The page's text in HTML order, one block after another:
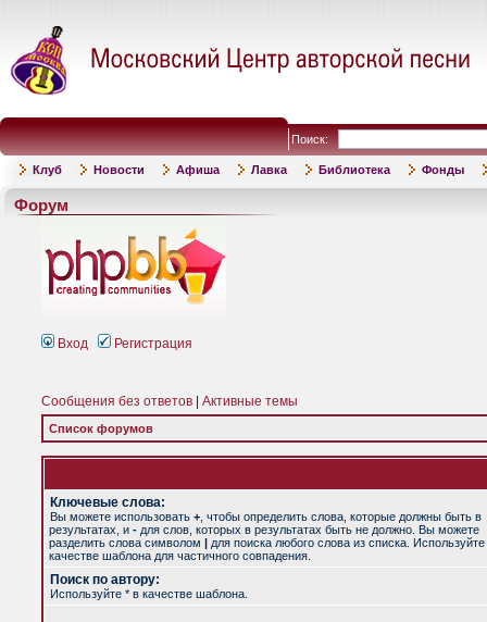
Поиск:
Клуб Новости Афиша Лавка Библиотека Фонды
Форум
Вход Регистрация
Сообщения без ответов Активные темы
Список форумов
Ключевые слова:
Вы можете использовать + , чтобы определить слова, которые должны быть в
результатах, и - для слов, которых в результатах быть не должно. Вы можете
разделить слова символом | для поиска любого слова из списка. Используйте
качестве шаблона для частичного совпадения.
Поиск по автору:
Используйте * в качестве шаблона.